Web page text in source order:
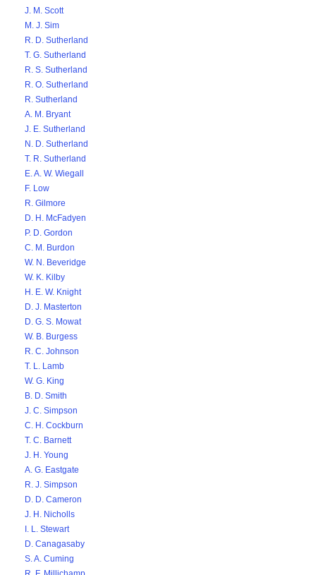
J. M. Scott
M. J. Sim
R. D. Sutherland
T. G. Sutherland
R. S. Sutherland
R. O. Sutherland
R. Sutherland
A. M. Bryant
J. E. Sutherland
N. D. Sutherland
T. R. Sutherland
E. A. W. Wiegall
F. Low
R. Gilmore
D. H. McFadyen
P. D. Gordon
C. M. Burdon
W. N. Beveridge
W. K. Kilby
H. E. W. Knight
D. J. Masterton
D. G. S. Mowat
W. B. Burgess
R. C. Johnson
T. L. Lamb
W. G. King
B. D. Smith
J. C. Simpson
C. H. Cockburn
T. C. Barnett
J. H. Young
A. G. Eastgate
R. J. Simpson
D. D. Cameron
J. H. Nicholls
I. L. Stewart
D. Canagasaby
S. A. Cuming